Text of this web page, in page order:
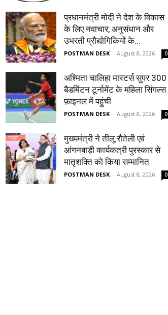
प्रधानमंत्री मोदी ने देश के विकास
के लिए नवाचार, अनुसंधान और
उभरती प्रौद्योगिकियों के...
POSTMAN DESK - August 8, 2026 0
अश्मिता चालिहा मास्टर्स सुपर 300
बैडमिंटन टूर्नामेंट के महिला सिंगल्स
फ़ाइनल में पहुंची
POSTMAN DESK - August 8, 2026 0
मुख्यमंत्री ने तीलू रौतेली एवं
आंगनबाड़ी कार्यकत्री पुरस्कार से
मातृशक्ति को किया सम्मानित
POSTMAN DESK - August 8, 2026 0